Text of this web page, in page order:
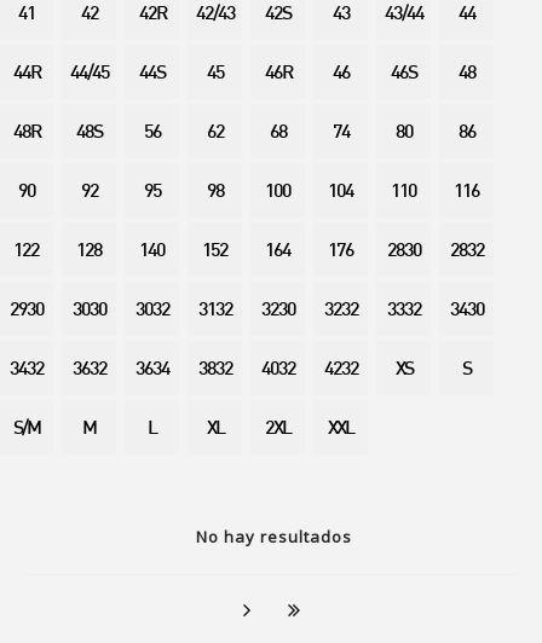
No hay resultados
41 42 42R 42/43 42S 43 43/44 44
44R 44/45 44S 45 46R 46 46S 48
48R 48S 56 62 68 74 80 86
90 92 95 98 100 104 110 116
122 128 140 152 164 176 2830 2832
2930 3030 3032 3132 3230 3232 3332 3430
3432 3632 3634 3832 4032 4232 XS S
S/M M L XL 2XL XXL